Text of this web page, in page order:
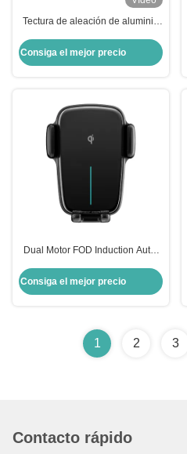
Tectura de aleación de aluminio
mínimo portador de teléfono
inalámbrico para automóviles
Consiga el mejor precio
Dual Motor FOD Induction Auto-
Car Phone Holder with 1 Year
Consiga el mejor precio
1 2 3
Contacto rápido